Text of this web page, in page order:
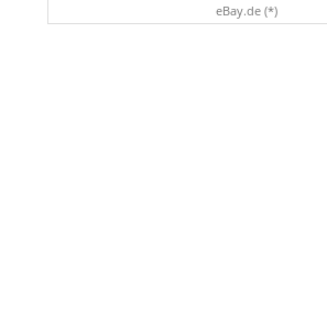
eBay.de (*)